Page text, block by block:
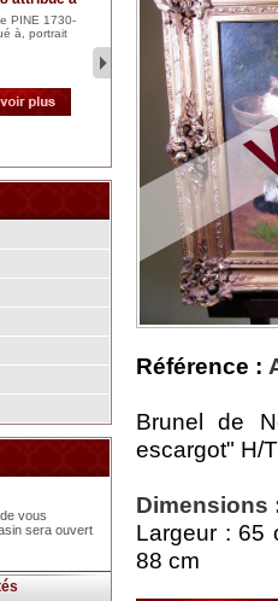
PINE 1730-
à, portrait
2
vous
sera ouvert
Référence :
Brunel de
escargot" H/
Dimensions
Largeur : 65
88 cm